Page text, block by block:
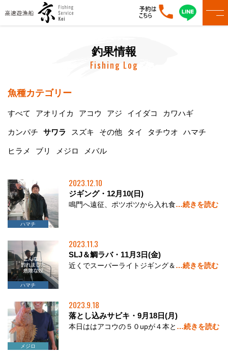
釣果情報
Fishing Log
魚種カテゴリー
すべて アオリイカ アコウ アジ イイダコ カワハギ
カンパチ サワラ スズキ その他 タイ タチウオ ハマチ
ヒラメ ブリ メジロ メバル
サワラ
ハマチ
2023.12.10
ジギング・12月10(日)
鳴門へ遠征、ポツポツから入れ食…続きを読む
アコウ
サワラ
タイ
ハマチ
2023.11.3
SLJ＆鯛ラバ・11月3日(金)
近くでスーパーライトジギング＆ …続きを読む
アコウ
サワラ
メジロ
2023.9.18
落とし込みサビキ・9月18日(月)
本日ははアコウの５０upが４本と …続きを読む